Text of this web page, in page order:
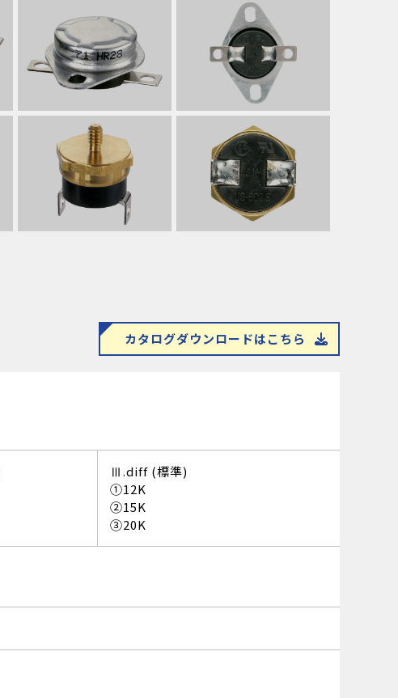
カタログダウンロードはこちら
Ⅲ.diff (標準)
①12K
②15K
③20K